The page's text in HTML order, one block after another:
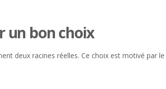
un bon choix
deux racines réelles. Ce choix est motivé par